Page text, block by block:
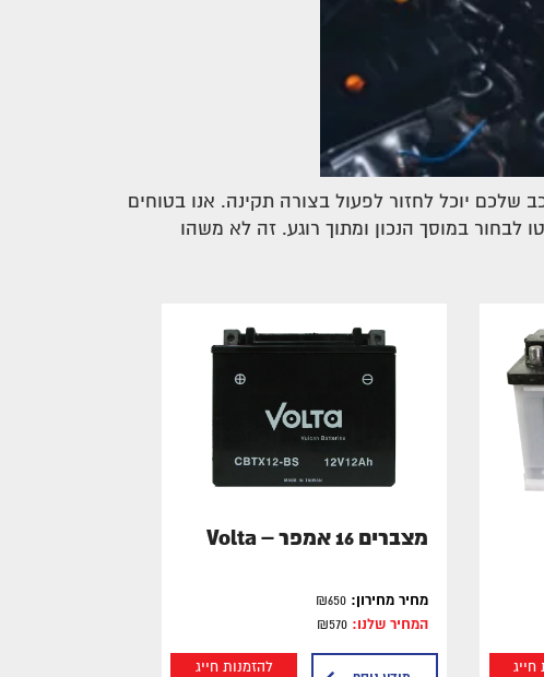
יוכל לחזור לפעול בצורה תקינה. אנו בטוחים
במוסך הנכון ומתוך רוגע. זה לא משהו
חייג
מצברים 16 אמפר – Volta
מחיר מחירון:
המחיר שלנו:
להזמנות חייג